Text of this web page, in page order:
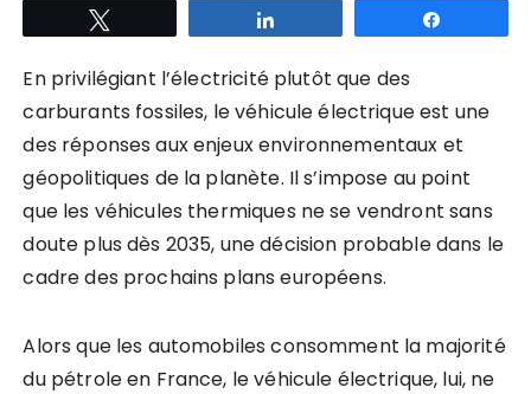
En privilégiant l’électricité plutôt que des
carburants fossiles, le véhicule électrique est une
des réponses aux enjeux environnementaux et
géopolitiques de la planète. Il s’impose au point
que les véhicules thermiques ne se vendront sans
doute plus dès 2035, une décision probable dans le
cadre des prochains plans européens.
Alors que les automobiles consomment la majorité
du pétrole en France, le véhicule électrique, lui, ne